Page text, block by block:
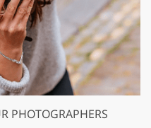
PHOTOGRAPHERS